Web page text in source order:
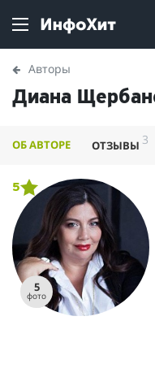
Авторы
Диана
ОБ АВТОРЕ ОТЗЫВЫ 3
5
фото
5